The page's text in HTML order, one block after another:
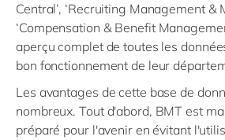
Central’, ‘Recruiting Management &
‘Compensation & Benefit
aperçu complet de toutes les
bon fonctionnement de leur
Les avantages de cette base de
nombreux. Tout d'abord, BMT est
préparé pour l'avenir en évitant